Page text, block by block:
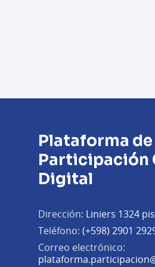
Plataforma de
Participación
Digital
Dirección: Liniers 1324
Teléfono: (+598) 2901
Correo electrónico: